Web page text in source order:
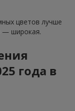
цветов лучше
— широкая.
года в